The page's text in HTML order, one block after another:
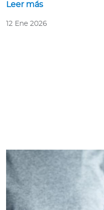
Leer más
12 Ene 2026